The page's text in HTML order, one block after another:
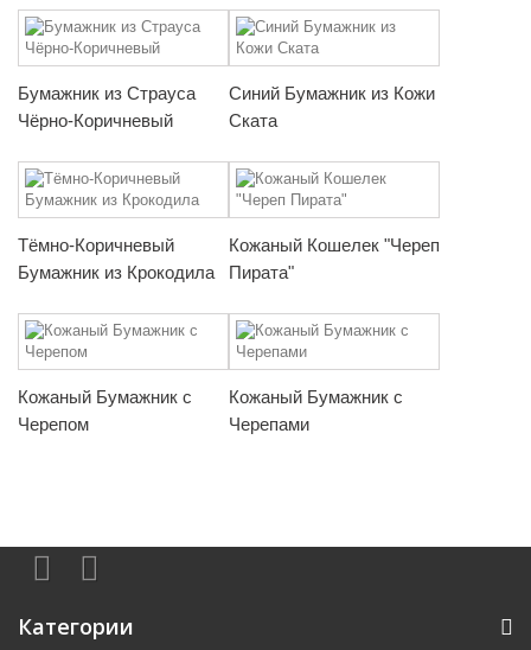
Бумажник из Страуса
Чёрно-Коричневый
Синий Бумажник из Кожи
Ската
Тёмно-Коричневый
Бумажник из Крокодила
Кожаный Кошелек "Череп
Пирата"
Кожаный Бумажник с
Черепом
Кожаный Бумажник с
Черепами
Категории